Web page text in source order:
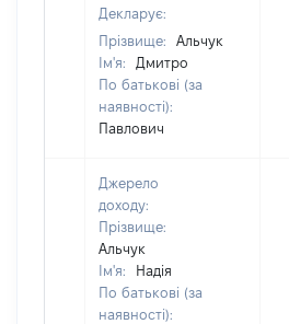
Декларує:
Прізвище:
Альчук
Ім'я:
Дмитро
По батькові (за
наявності):
Павлович
Джерело
доходу:
Прізвище:
Альчук
Ім'я:
Надія
По батькові (за
наявності):